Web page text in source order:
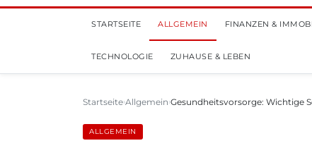
STARTSEITE ALLGEMEIN FINANZEN &
TECHNOLOGIE ZUHAUSE & LEBEN
Startseite Allgemein Gesundheitsvorsorge: Wichtige
ALLGEMEIN